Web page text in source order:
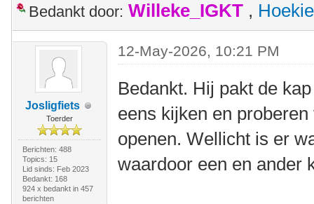
Bedankt door: Willeke_IGKT , Hoekie
Josligfiets
Toerder
Berichten: 488
Topics: 15
Lid sinds: Feb 2023
Bedankt: 168
924 x bedankt in 457
berichten
12-May-2026, 10:21 PM
Bedankt. Hij pakt de
eens kijken en
openen. Wellicht is er
waardoor een en ander